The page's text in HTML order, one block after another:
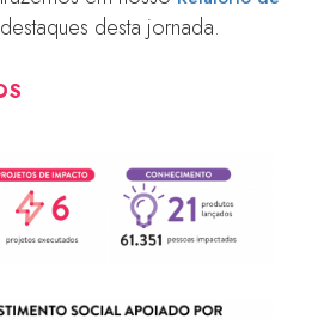
desta jornada.